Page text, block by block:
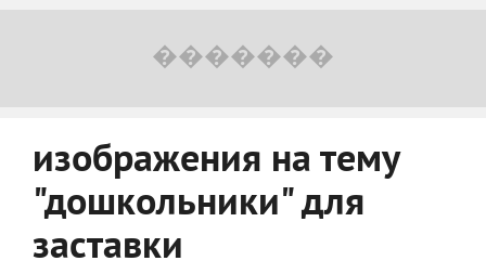
изображения на тему
"дошкольники" для
заставки